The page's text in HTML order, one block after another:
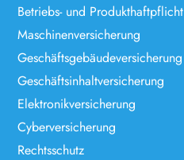
Betriebs- und Produkthaftpflicht
Maschinenversicherung
Geschäftsgebäudeversicherung
Geschäftsinhaltversicherung
Elektronikversicherung
Cyberversicherung
Rechtsschutz